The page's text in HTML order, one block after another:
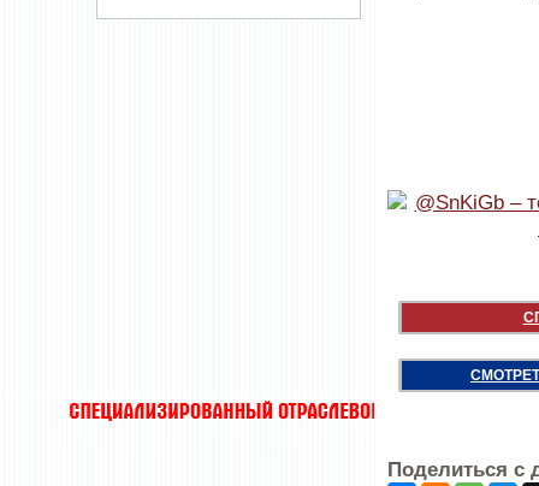
Поделиться с